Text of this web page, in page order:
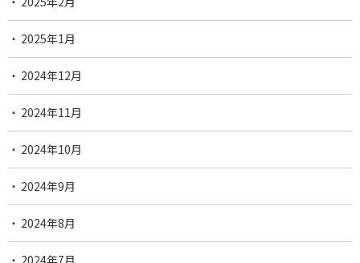
2025年1月
2024年12月
2024年11月
2024年10月
2024年9月
2024年8月
2024年7月